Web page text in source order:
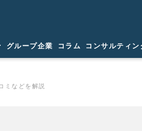
グループ企業 コラム コンサルティン
ミなどを解説